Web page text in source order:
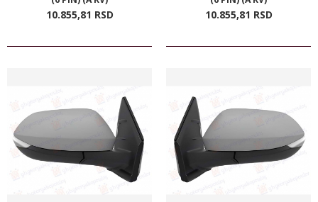
10.855,81 RSD 10.855,81 RSD